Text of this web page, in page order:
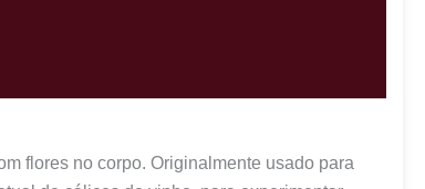
flores no corpo. Originalmente usado para